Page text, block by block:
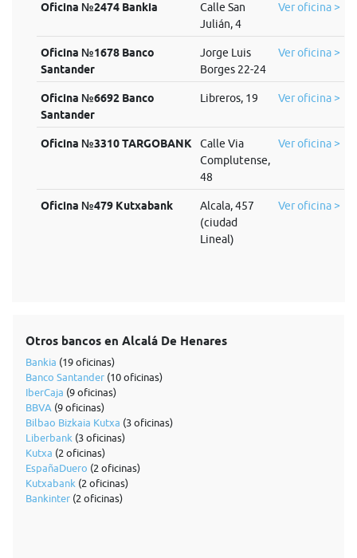
Oficina №2474 Bankia
Calle San
Julián, 4
Ver oficina >
Oficina №1678 Banco
Santander
Jorge Luis
Borges 22-24
Ver oficina >
Oficina №6692 Banco
Santander
Libreros, 19 Ver oficina >
Oficina №3310 TARGOBANK
Calle Via
Complutense,
48
Ver oficina >
Oficina №479 Kutxabank
Alcala, 457
(ciudad
Lineal)
Ver oficina >
Otros bancos en Alcalá De Henares
Bankia (19 oficinas)
Banco Santander (10 oficinas)
IberCaja (9 oficinas)
BBVA (9 oficinas)
Bilbao Bizkaia Kutxa (3 oficinas)
Liberbank (3 oficinas)
Kutxa (2 oficinas)
EspañaDuero (2 oficinas)
Kutxabank (2 oficinas)
Bankinter (2 oficinas)